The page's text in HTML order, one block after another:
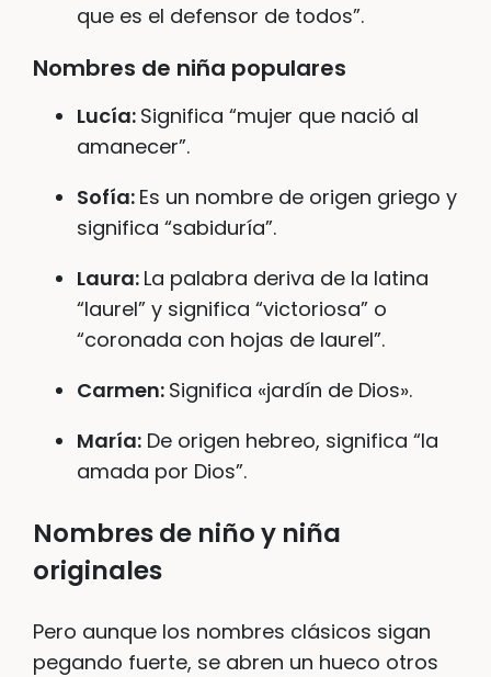
que es el defensor de todos”.
Nombres de niña populares
Lucía: Significa “mujer que nació al
amanecer”.
Sofía: Es un nombre de origen griego y
significa “sabiduría”.
Laura: La palabra deriva de la latina
“laurel” y significa “victoriosa” o
“coronada con hojas de laurel”.
Carmen: Significa «jardín de Dios».
María: De origen hebreo, significa “la
amada por Dios”.
Nombres de niño y niña
originales
Pero aunque los nombres clásicos sigan
pegando fuerte, se abren un hueco otros